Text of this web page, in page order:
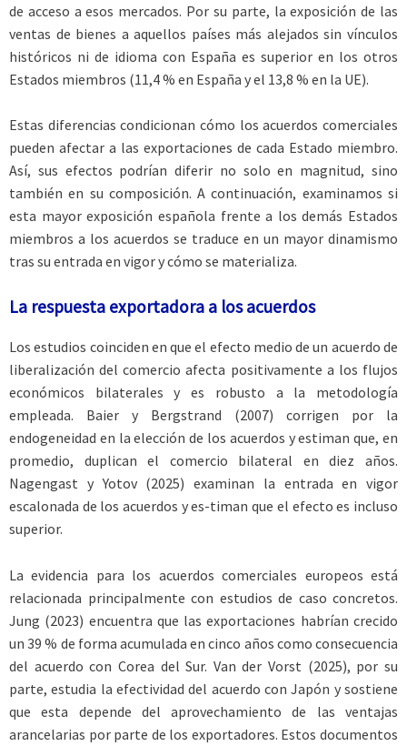
de acceso a esos mercados. Por su parte, la exposición de las
ventas de bienes a aquellos países más alejados sin vínculos
históricos ni de idioma con España es superior en los otros
Estados miembros (11,4 % en España y el 13,8 % en la UE).
Estas diferencias condicionan cómo los acuerdos comerciales
pueden afectar a las exportaciones de cada Estado miembro.
Así, sus efectos podrían diferir no solo en magnitud, sino
también en su composición. A continuación, examinamos si
esta mayor exposición española frente a los demás Estados
miembros a los acuerdos se traduce en un mayor dinamismo
tras su entrada en vigor y cómo se materializa.
La respuesta exportadora a los acuerdos
Los estudios coinciden en que el efecto medio de un acuerdo de
liberalización del comercio afecta positivamente a los flujos
económicos bilaterales y es robusto a la metodología
empleada. Baier y Bergstrand (2007) corrigen por la
endogeneidad en la elección de los acuerdos y estiman que, en
promedio, duplican el comercio bilateral en diez años.
Nagengast y Yotov (2025) examinan la entrada en vigor
escalonada de los acuerdos y es-timan que el efecto es incluso
superior.
La evidencia para los acuerdos comerciales europeos está
relacionada principalmente con estudios de caso concretos.
Jung (2023) encuentra que las exportaciones habrían crecido
un 39 % de forma acumulada en cinco años como consecuencia
del acuerdo con Corea del Sur. Van der Vorst (2025), por su
parte, estudia la efectividad del acuerdo con Japón y sostiene
que esta depende del aprovechamiento de las ventajas
arancelarias por parte de los exportadores. Estos documentos